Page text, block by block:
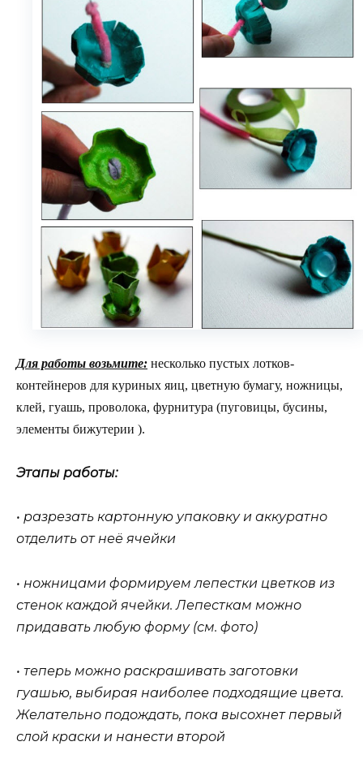
Для работы возьмите: несколько пустых лотков-
контейнеров для куриных яиц, цветную бумагу, ножницы,
клей, гуашь, проволока, фурнитура (пуговицы, бусины,
элементы бижутерии ).
Этапы работы:
• разрезать картонную упаковку и аккуратно
отделить от неё ячейки
• ножницами формируем лепестки цветков из
стенок каждой ячейки. Лепесткам можно
придавать любую форму (см. фото)
• теперь можно раскрашивать заготовки
гуашью, выбирая наиболее подходящие цвета.
Желательно подождать, пока высохнет первый
слой краски и нанести второй